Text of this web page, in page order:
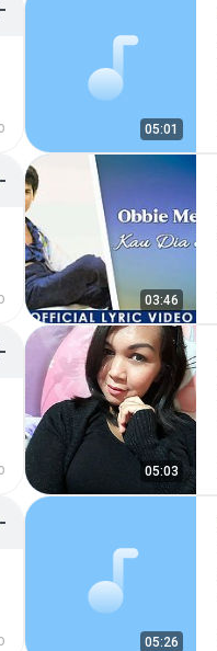
05:01
03:46
05:03
05:26